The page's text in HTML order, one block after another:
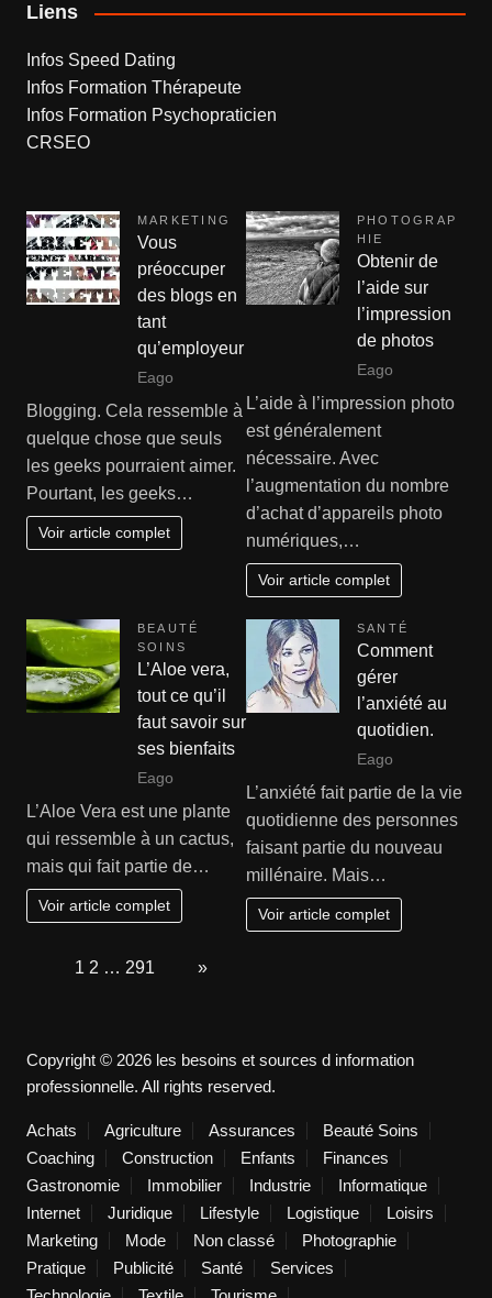
Liens
Infos Speed Dating
Infos Formation Thérapeute
Infos Formation Psychopraticien
CRSEO
MARKETING
Vous
préoccuper
des blogs en
tant
qu’employeur
Eago
Blogging. Cela ressemble à
quelque chose que seuls
les geeks pourraient aimer.
Pourtant, les geeks…
Voir article complet
PHOTOGRAP
HIE
Obtenir de
l’aide sur
l’impression
de photos
Eago
L’aide à l’impression photo
est généralement
nécessaire. Avec
l’augmentation du nombre
d’achat d’appareils photo
numériques,…
Voir article complet
BEAUTÉ
SOINS
L’Aloe vera,
tout ce qu’il
faut savoir sur
ses bienfaits
Eago
L’Aloe Vera est une plante
qui ressemble à un cactus,
mais qui fait partie de…
Voir article complet
SANTÉ
Comment
gérer
l’anxiété au
quotidien.
Eago
L’anxiété fait partie de la vie
quotidienne des personnes
faisant partie du nouveau
millénaire. Mais…
Voir article complet
1 2 … 291 »
Copyright © 2026 les besoins et sources d information
professionnelle. All rights reserved.
Achats Agriculture Assurances
Beauté Soins
Coaching
Construction Enfants
Finances
Gastronomie
Immobilier Industrie
Informatique
Internet
Juridique Lifestyle Logistique
Loisirs
Marketing
Mode Non classé
Photographie
Pratique
Publicité Santé
Services